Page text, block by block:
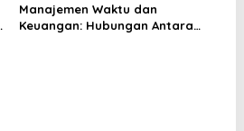
Manajemen Waktu dan
Keuangan: Hubungan Antara